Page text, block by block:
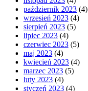
październik 2023 (4)
wrzesień 2023 (4)
sierpień 2023 (5)
lipiec 2023 (4)
czerwiec 2023 (5)
maj 2023 (4)
kwiecień 2023 (4)
marzec 2023 (5)
luty 2023 (4)
styczeń 2023 (4)